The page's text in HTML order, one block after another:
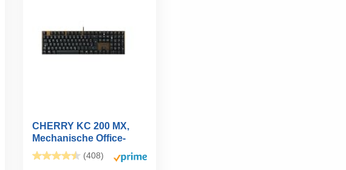
CHERRY KC 200 MX,
Mechanische Office-
Tastatur mit...
(408)